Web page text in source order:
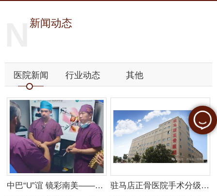
新闻动态
医院新闻 行业动态 其他
中巴“U”谊 镜彩南美——巴西..到访驻马店正骨医院 共探UBE技术 共筑 医疗友谊 驻马店正骨医院手术分级目录公示